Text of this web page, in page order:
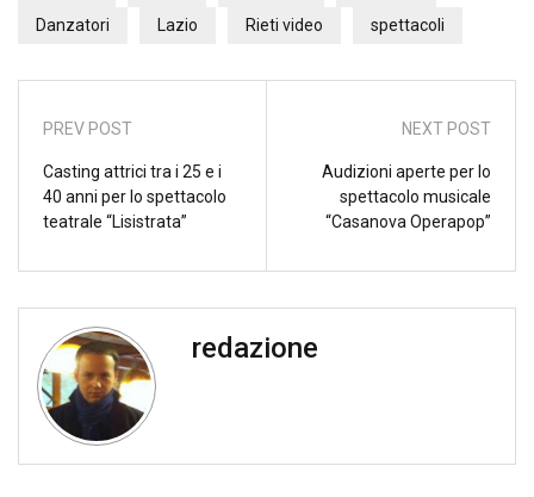
Danzatori
Lazio Rieti video spettacoli
PREV POST
Casting attrici tra i 25 e i
40 anni per lo spettacolo
teatrale “Lisistrata”
NEXT POST
Audizioni aperte per lo
spettacolo musicale
“Casanova Operapop”
redazione